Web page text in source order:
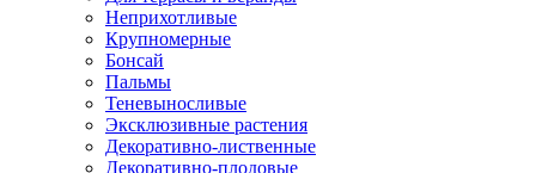
Неприхотливые
Крупномерные
Бонсай
Пальмы
Теневыносливые
Эксклюзивные растения
Декоративно-лиственные
Декоративно-плодовые